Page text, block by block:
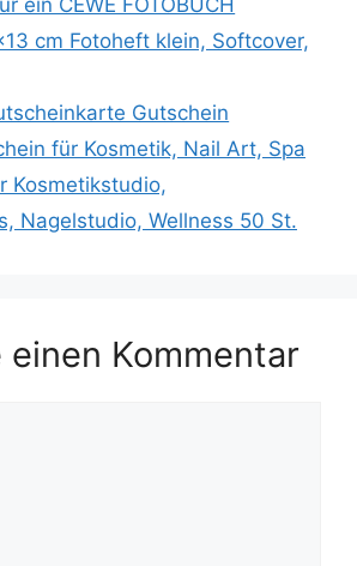
cm Fotoheft klein, Softcover,
Gutschein
für Kosmetik, Nail Art, Spa
Kosmetikstudio,
Nagelstudio, Wellness 50 St.
einen Kommentar